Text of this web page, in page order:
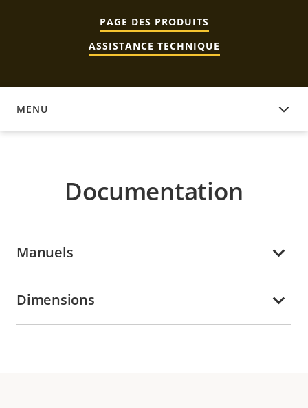
PAGE DES PRODUITS
ASSISTANCE TECHNIQUE
MENU
DOCUMENTATION
Documentation
Manuels
Dimensions